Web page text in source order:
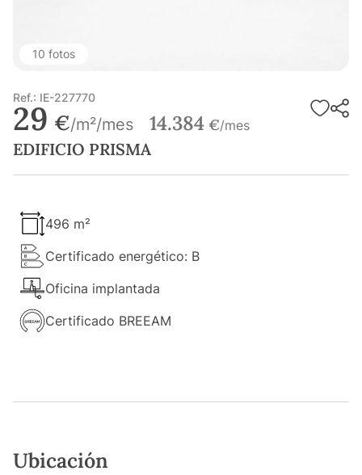
10 fotos
Ref.: IE-227770
29 €/m²/mes 14.384 €/mes
EDIFICIO PRISMA
496 m²
Certificado energético: B
Oficina implantada
Certificado BREEAM
Ubicación